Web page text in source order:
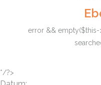
error && empty($this-
*/?>